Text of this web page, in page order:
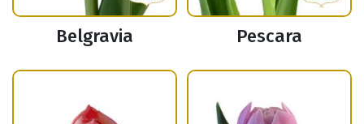
Belgravia Pescara